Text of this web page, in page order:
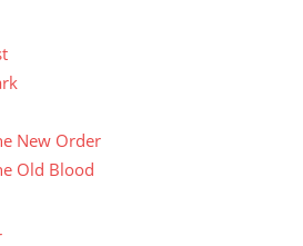
New Order
Old Blood